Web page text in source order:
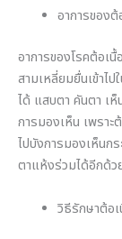
อาการของต้
อาการของโรคต้อเ
สามเหลี่ยมยื่นเข้าไ
ได้ แสบตา คันตา เ
การมองเห็น เพราะ
ไปบังการมองเห็นก
ตาแห้งร่วมได้อีกด้ว
วิธีรักษาต้อ